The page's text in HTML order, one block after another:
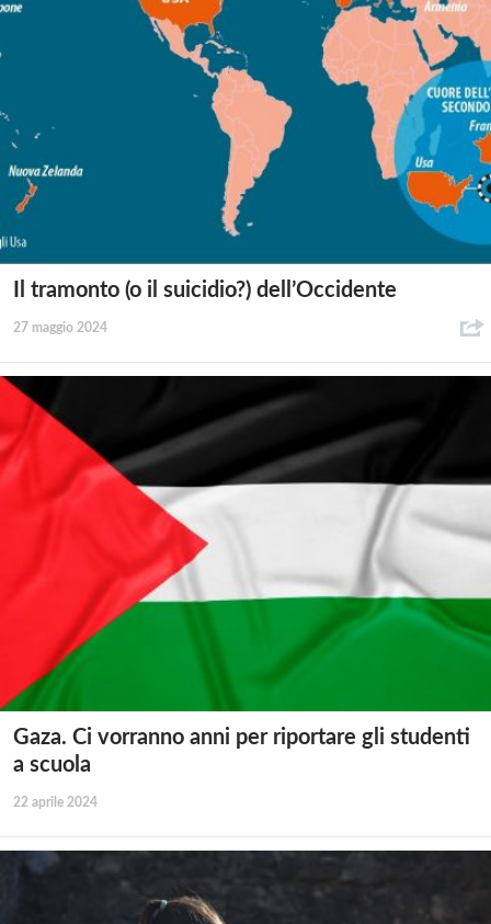
Il tramonto (o il suicidio?) dell’Occidente
27 maggio 2024
Gaza. Ci vorranno anni per riportare gli studenti
a scuola
22 aprile 2024